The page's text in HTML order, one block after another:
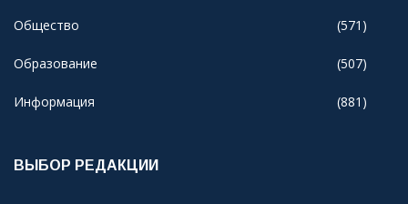
Общество (571)
Образование (507)
Информация (881)
ВЫБОР РЕДАКЦИИ